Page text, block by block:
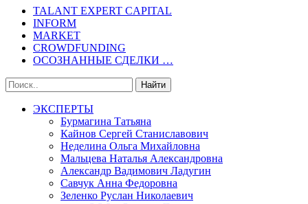
TALANT EXPERT CAPITAL
INFORM
MARKET
CROWDFUNDING
ОСОЗНАННЫЕ СДЕЛКИ …
ЭКСПЕРТЫ
Бурмагина Татьяна
Кайнов Сергей Станиславович
Неделина Ольга Михайловна
Мальцева Наталья Александровна
Александр Вадимович Ладугин
Савчук Анна Федоровна
Зеленко Руслан Николаевич